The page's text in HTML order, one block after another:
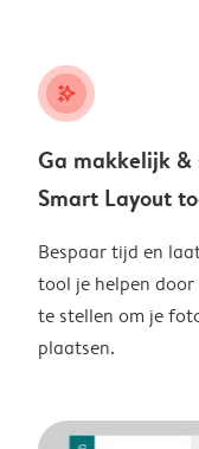
stars_plus
Ga makkelijk &
Smart Layout
Bespaar tijd en
tool je helpen
te stellen om je
plaatsen.